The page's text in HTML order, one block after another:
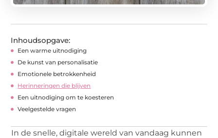
Inhoudsopgave:
Een warme uitnodiging
De kunst van personalisatie
Emotionele betrokkenheid
Herinneringen die blijven
Een uitnodiging om te koesteren
Veelgestelde vragen
In de snelle, digitale wereld van vandaag kunnen